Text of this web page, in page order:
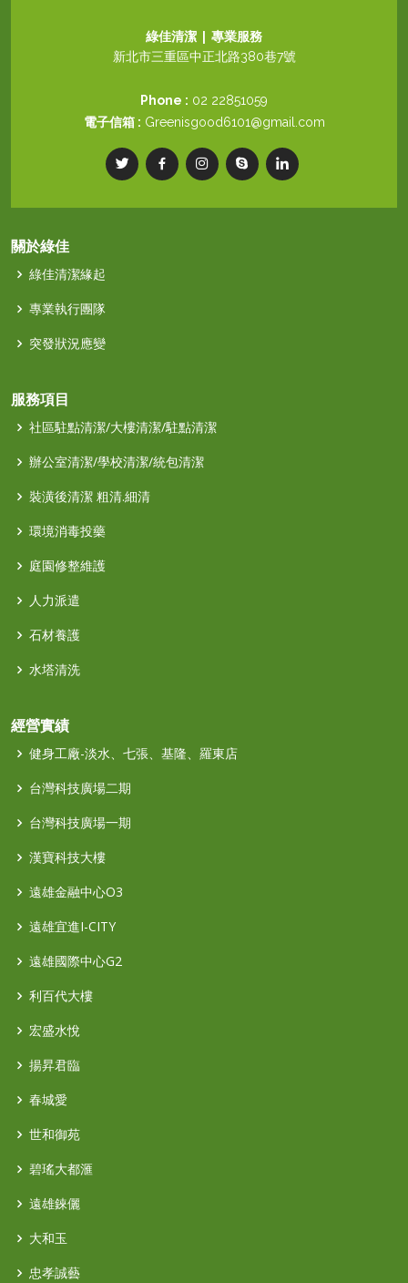
綠佳清潔 | 專業服務
新北市三重區中正北路380巷7號
Phone : 02 22851059
電子信箱 : Greenisgood6101@gmail.com
關於綠佳
綠佳清潔緣起
專業執行團隊
突發狀況應變
服務項目
社區駐點清潔/大樓清潔/駐點清潔
辦公室清潔/學校清潔/統包清潔
裝潢後清潔 粗清.細清
環境消毒投藥
庭園修整維護
人力派遣
石材養護
水塔清洗
經營實績
健身工廠-淡水、七張、基隆、羅東店
台灣科技廣場二期
台灣科技廣場一期
漢寶科技大樓
遠雄金融中心O3
遠雄宜進I-CITY
遠雄國際中心G2
利百代大樓
宏盛水悅
揚昇君臨
春城愛
世和御苑
碧瑤大都滙
遠雄錸儷
大和玉
忠孝誠藝